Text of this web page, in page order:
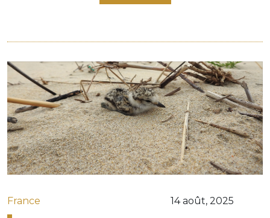
14 août, 2025
France